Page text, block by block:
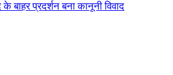
प्रदर्शन बना कानूनी विवाद